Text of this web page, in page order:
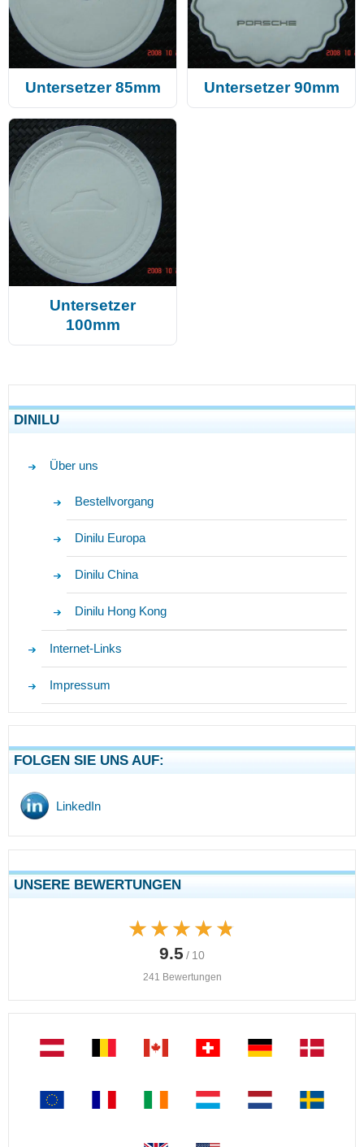
Untersetzer 85mm Untersetzer 90mm
Untersetzer
100mm
DINILU
Über uns
Bestellvorgang
Dinilu Europa
Dinilu China
Dinilu Hong Kong
Internet-Links
Impressum
FOLGEN SIE UNS AUF:
LinkedIn
UNSERE BEWERTUNGEN
★★★★★
★★★★★
9.5 / 10
241 Bewertungen